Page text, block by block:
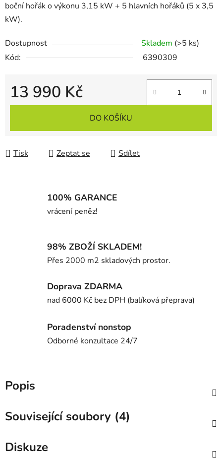
boční hořák o výkonu 3,15 kW + 5 hlavních hořáků (5 x 3,5
kW).
Dostupnost Skladem (>5 ks)
Kód:
6390309
13 990 Kč
Měrná cena:
DO KOŠÍKU
Tisk Zeptat se Sdílet
100% GARANCE
vrácení peněz!
98% ZBOŽÍ SKLADEM!
Přes 2000 m2 skladových prostor.
Doprava ZDARMA
nad 6000 Kč bez DPH (balíková přeprava)
Poradenství nonstop
Odborné konzultace 24/7
Popis
Související soubory (4)
Diskuze